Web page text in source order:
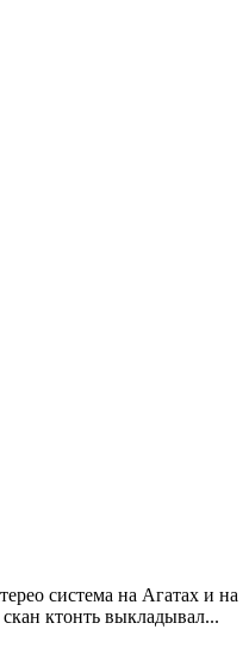
система на Агатах и на
ктонть выкладывал...